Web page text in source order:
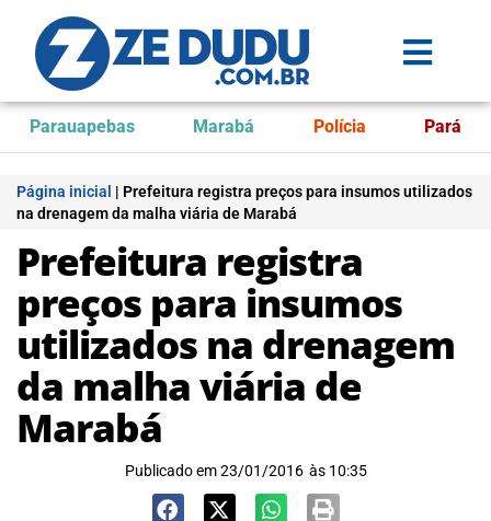
Parauapebas Marabá Polícia Pará
Página inicial | Prefeitura registra preços para insumos utilizados
na drenagem da malha viária de Marabá
Prefeitura registra
preços para insumos
utilizados na drenagem
da malha viária de
Marabá
Publicado em 23/01/2016 às 10:35